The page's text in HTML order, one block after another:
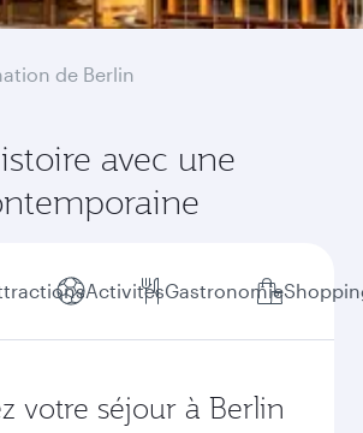
de Berlin
avec une
ActivitésGastronomie
votre séjour à Berlin